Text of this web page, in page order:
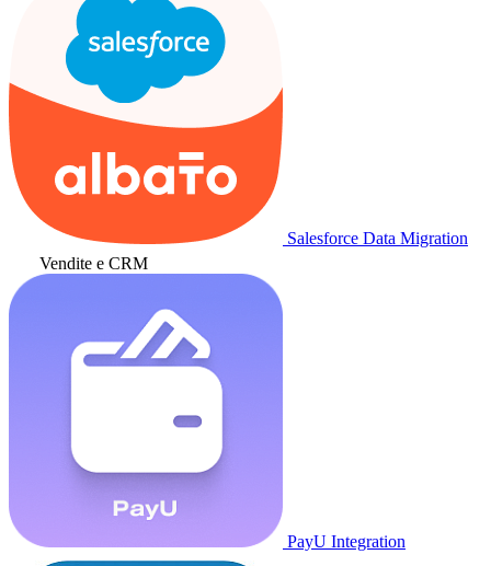
Salesforce Data Migration
Vendite e CRM
PayU Integration